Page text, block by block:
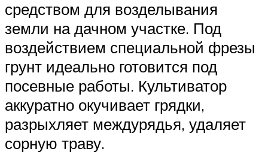
средством для возделывания
земли на дачном участке. Под
воздействием специальной фрезы
грунт идеально готовится под
посевные работы. Культиватор
аккуратно окучивает грядки,
разрыхляет междурядья, удаляет
сорную траву.